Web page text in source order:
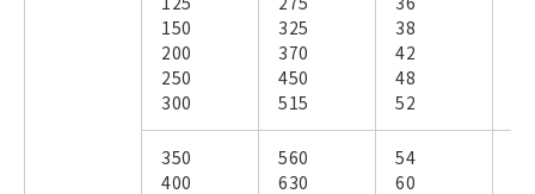
150
200
250
300
325
370
450
515
38
42
48
52
350
400
560
630
54
60